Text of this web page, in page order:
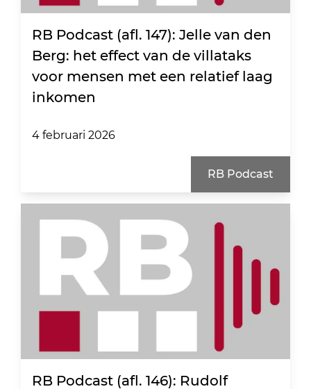
RB Podcast (afl. 147): Jelle van den
Berg: het effect van de villataks
voor mensen met een relatief laag
inkomen
4 februari 2026
RB Podcast
RB Podcast (afl. 146): Rudolf